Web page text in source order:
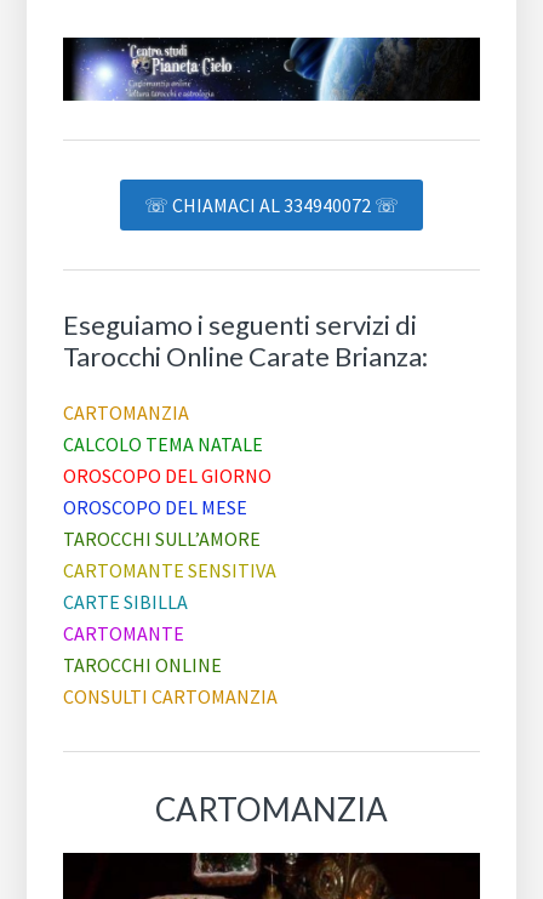
☏ CHIAMACI AL 334940072 ☏
Eseguiamo i seguenti servizi di
Tarocchi Online Carate Brianza:
CARTOMANZIA
CALCOLO TEMA NATALE
OROSCOPO DEL GIORNO
OROSCOPO DEL MESE
TAROCCHI SULL’AMORE
CARTOMANTE SENSITIVA
CARTE SIBILLA
CARTOMANTE
TAROCCHI ONLINE
CONSULTI CARTOMANZIA
CARTOMANZIA